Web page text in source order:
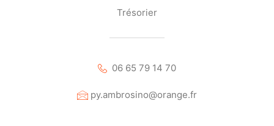
Trésorier
06 65 79 14 70
py.ambrosino@orange.fr